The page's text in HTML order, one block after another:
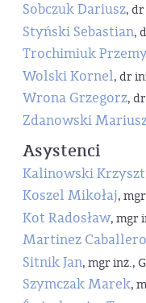
Sobczuk Dariusz, dr
Styński Sebastian,
Trochimiuk
Wolski Kornel, dr
Wrona Grzegorz,
Zdanowski
Asystenci
Kalinowski
Koszel Mikołaj,
Kot Radosław, mgr
Martinez
Sitnik Jan, mgr inż.,
Szymczak Marek,